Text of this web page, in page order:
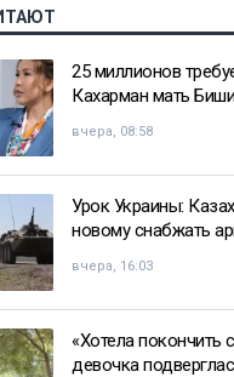
25 миллионов
Кахарман мать
вчера, 08:58
Урок Украины:
новому снабжать
вчера, 16:03
«Хотела покончить
девочка